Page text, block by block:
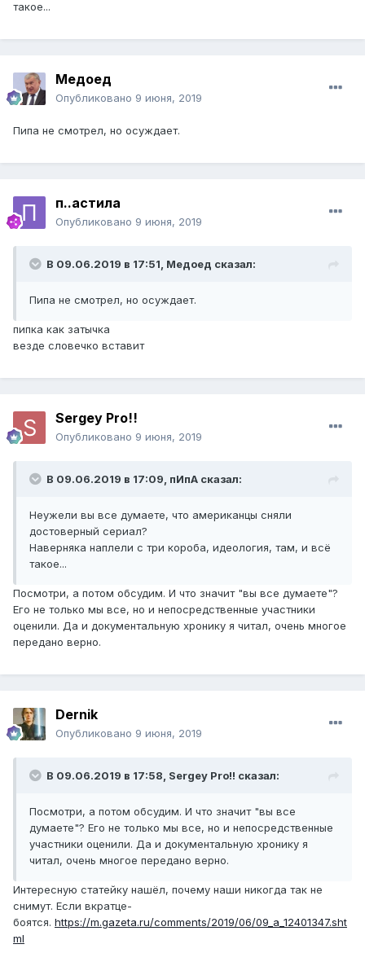
такое...
Медоед
Опубликовано 9 июня, 2019
Пипа не смотрел, но осуждает.
п..астила
Опубликовано 9 июня, 2019
В 09.06.2019 в 17:51, Медоед сказал:
Пипа не смотрел, но осуждает.
пипка как затычка
везде словечко вставит
Sergey Pro!!
Опубликовано 9 июня, 2019
В 09.06.2019 в 17:09, пИпА сказал:
Неужели вы все думаете, что американцы сняли
достоверный сериал?
Наверняка наплели с три короба, идеология, там, и всё
такое...
Посмотри, а потом обсудим. И что значит "вы все думаете"?
Его не только мы все, но и непосредственные участники
оценили. Да и документальную хронику я читал, очень многое
передано верно.
Dernik
Опубликовано 9 июня, 2019
В 09.06.2019 в 17:58, Sergey Pro!! сказал:
Посмотри, а потом обсудим. И что значит "вы все
думаете"? Его не только мы все, но и непосредственные
участники оценили. Да и документальную хронику я
читал, очень многое передано верно.
Интересную статейку нашёл, почему наши никогда так не
снимут. Если вкратце-
боятся. https://m.gazeta.ru/comments/2019/06/09_a_12401347.sht
ml